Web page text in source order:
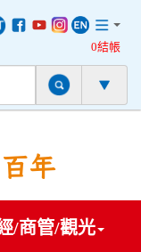
0結帳
年
/商管/觀光